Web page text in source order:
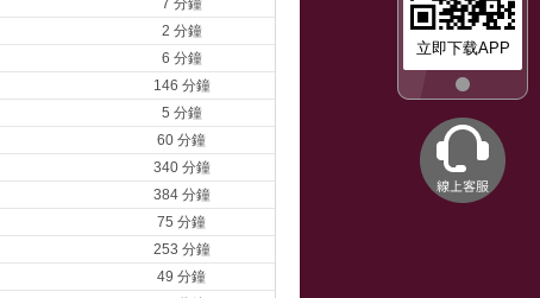
立即下载APP
7 分鐘
2 分鐘
6 分鐘
146 分鐘
5 分鐘
60 分鐘
340 分鐘
384 分鐘
75 分鐘
253 分鐘
49 分鐘